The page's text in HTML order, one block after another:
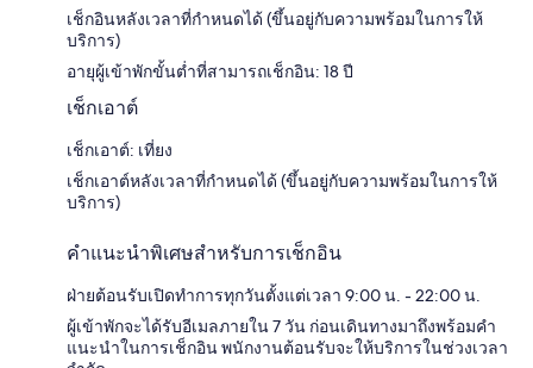
เช็กอินหลังเวลาที่กำหนดได้ (ขึ้นอยู่กับความพร้อมในการให้
บริการ)
อายุผู้เข้าพักขั้นต่ำที่สามารถเช็กอิน: 18 ปี
เช็กเอาต์
เช็กเอาต์: เที่ยง
เช็กเอาต์หลังเวลาที่กำหนดได้ (ขึ้นอยู่กับความพร้อมในการให้
บริการ)
คำแนะนำพิเศษสำหรับการเช็กอิน
ฝ่ายต้อนรับเปิดทำการทุกวันตั้งแต่เวลา 9:00 น. - 22:00 น.
ผู้เข้าพักจะได้รับอีเมลภายใน 7 วัน ก่อนเดินทางมาถึงพร้อมคำ
แนะนำในการเช็กอิน พนักงานต้อนรับจะให้บริการในช่วงเวลา